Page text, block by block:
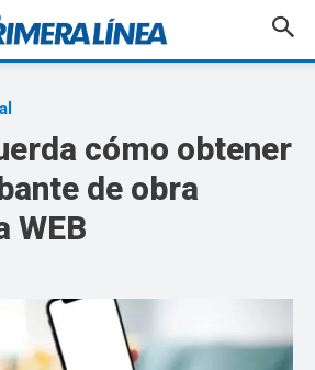
cómo obtener
de obra
WEB